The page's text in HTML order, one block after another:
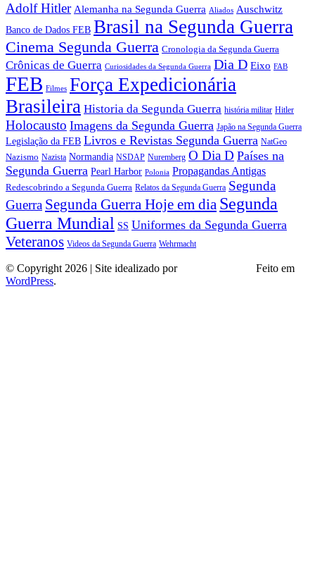
Adolf Hitler Alemanha na Segunda Guerra Aliados Auschwitz
Banco de Dados FEB Brasil na Segunda Guerra
Cinema Segunda Guerra Cronologia da Segunda Guerra
Crônicas de Guerra Curiosidades da Segunda Guerra Dia D Eixo FAB
FEB Filmes Força Expedicionária
Brasileira Historia da Segunda Guerra história militar Hitler
Holocausto Imagens da Segunda Guerra Japão na Segunda Guerra
Legislação da FEB Livros e Revistas Segunda Guerra NatGeo
Nazismo Nazista Normandia NSDAP Nuremberg O Dia D Países na
Segunda Guerra Pearl Harbor Polonia Propagandas Antigas
Redescobrindo a Segunda Guerra Relatos da Segunda Guerra Segunda
Guerra Segunda Guerra Hoje em dia Segunda
Guerra Mundial SS Uniformes da Segunda Guerra
Veteranos Videos da Segunda Guerra Wehrmacht
© Copyright 2026 | Site idealizado por
Feito em
WordPress.